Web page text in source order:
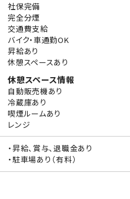
社保完備
完全分煙
交通費支給
バイク・車通勤OK
昇給あり
休憩スペースあり
休憩スペース情報
自動販売機あり
冷蔵庫あり
喫煙ルームあり
レンジ
・昇給、賞与、退職金あり
・駐車場あり（有料）